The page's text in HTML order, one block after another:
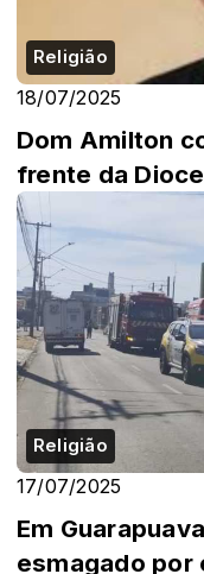
Religião
18/07/2025
Dom Amilton
frente da
Religião
17/07/2025
Em
esmagado por